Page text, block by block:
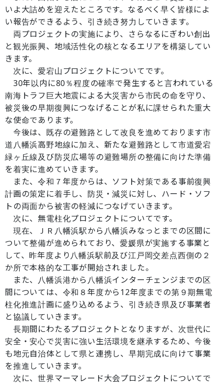
いよ大詰めを迎えたところです。なるべく早く皆様によ
い報告ができるよう、引き続き努力していきます。
両プロジェクトの実施により、さらなるにぎわい創出
と観光振興、地域活性化の核となるエリアを構築してい
きます。
次に、愛宕山プロジェクトについてです。
30年以内に80％程度の確率で発生すると言われている
南海トラフ巨大地震による大災害から市民の命を守り、
被災後の早期復興につなげることが私に課せられた重大
な使命であります。
今後は、既存の避難路として改良を進めております市
道八幡浜高野地線に加え、新たな避難路として市道愛宕
緑ヶ丘線及び防災広場等の避難場所の整備に向けた準備
を着実に進めていきます。
また、令和７年度からは、ソフト対策である事前復興
計画の策定に着手し、防災・減災に対し、ハード・ソフ
トの両面から被害の軽減につなげていきます。
次に、無電柱化プロジェクトについてです。
現在、ＪＲ八幡浜駅から八幡浜みなっとまでの区間に
ついて整備が進められており、愛媛県が実施する事業と
して、昨年度より八幡浜駅前及び江戸岡交差点西側の２
か所で本格的な工事が開始されました。
また、八幡浜港から八幡浜インターチェンジまでの区
間については、令和８年度から12年度までの第９期無電
柱化推進計画に盛り込めるよう、引き続き県及び事業者
と協議していきます。
長期間にわたるプロジェクトとなりますが、次世代に
安全・安心で災害に強い生活環境を継承するため、今後
も地元自治体として県と連携し、早期完成に向けて事業
を推進していきます。
次に、世界マーマレード大会プロジェクトについてで